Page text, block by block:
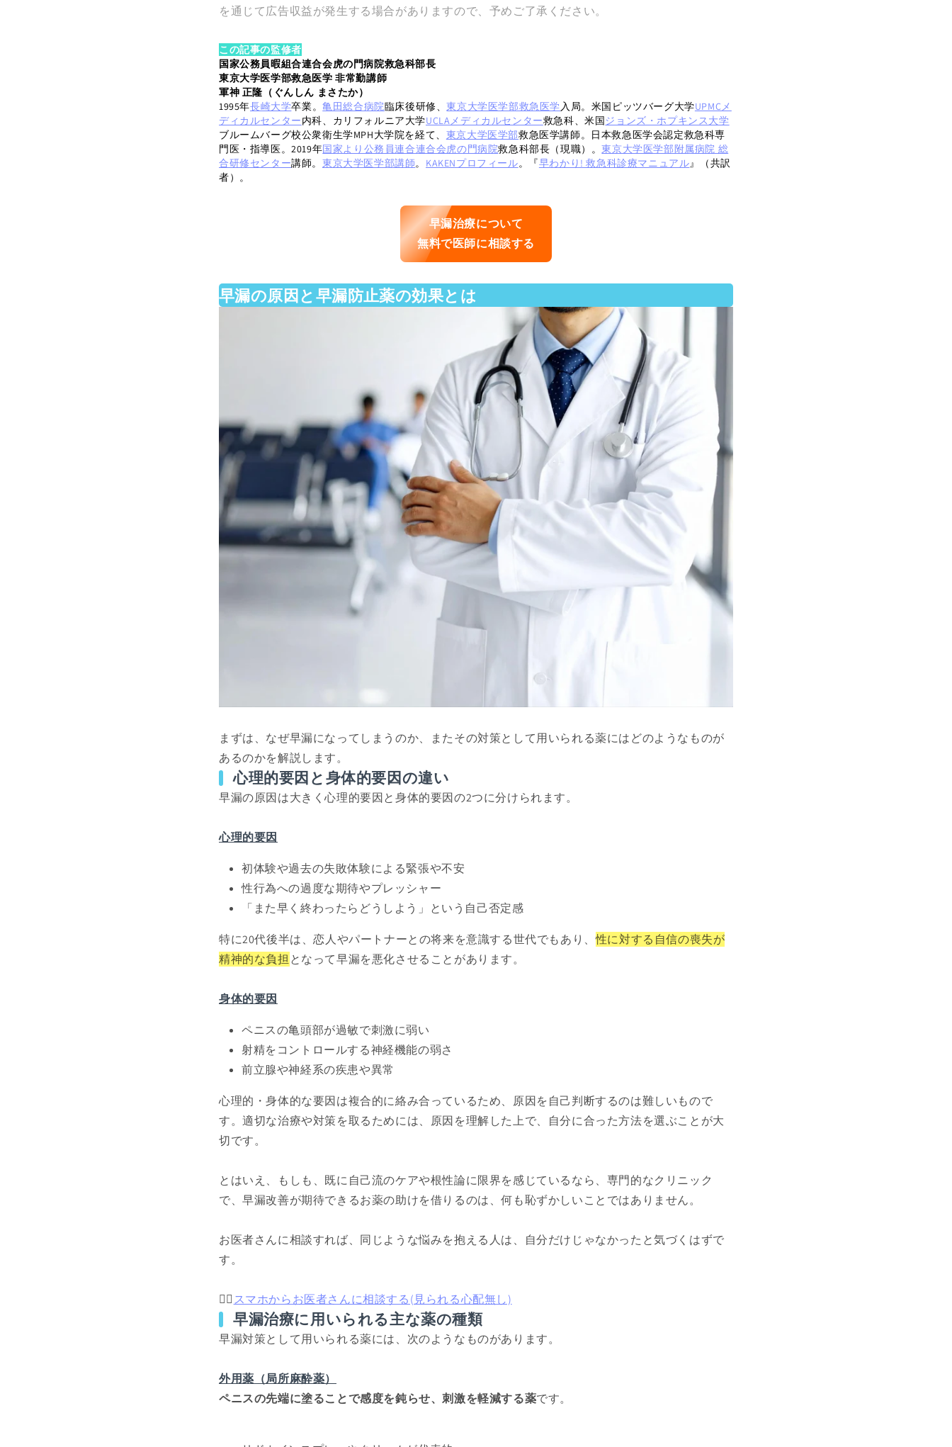
を通じて広告収益が発生する場合がありますので、予めご了承ください。
この記事の監修者
国家公務員暇組合連合会虎の門病院救急科部長
東京大学医学部救急医学 非常勤講師
軍神 正隆（ぐんしん まさたか）
1995年長崎大学卒業。亀田総合病院臨床後研修、東京大学医学部救急医学入局。米国ピッツバーグ大学UPMCメ
ディカルセンター内科、カリフォルニア大学UCLAメディカルセンター救急科、米国ジョンズ・ホプキンス大学
ブルームバーグ校公衆衛生学MPH大学院を経て、 東京大学医学部救急医学講師。日本救急医学会認定救急科専
門医・指導医。2019年国家より公務員連合連合会虎の門病院救急科部長（現職）。東京大学医学部附属病院 総
合研修センター講師。東京大学医学部講師。 KAKENプロフィール。『早わかり! 救急科診療マニュアル』（共訳
者）。
早漏治療について
無料で医師に相談する
早漏の原因と早漏防止薬の効果とは
まずは、なぜ早漏になってしまうのか、またその対策として用いられる薬にはどのようなものが
あるのかを解説します。
心理的要因と身体的要因の違い
早漏の原因は大きく心理的要因と身体的要因の2つに分けられます。
心理的要因
初体験や過去の失敗体験による緊張や不安
性行為への過度な期待やプレッシャー
「また早く終わったらどうしよう」という自己否定感
特に20代後半は、恋人やパートナーとの将来を意識する世代でもあり、性に対する自信の喪失が
精神的な負担 となって早漏を悪化させることがあります。
身体的要因
ペニスの亀頭部が過敏で刺激に弱い
射精をコントロールする神経機能の弱さ
前立腺や神経系の疾患や異常
心理的・身体的な要因は複合的に絡み合っているため、原因を自己判断するのは難しいもので
す。適切な治療や対策を取るためには、原因を理解した上で、自分に合った方法を選ぶことが大
切です。
とはいえ、もしも、既に自己流のケアや根性論に限界を感じているなら、専門的なクリニック
で、早漏改善が期待できるお薬の助けを借りるのは、何も恥ずかしいことではありません。
お医者さんに相談すれば、同じような悩みを抱える人は、自分だけじゃなかったと気づくはずで
す。
👨‍⚕️スマホからお医者さんに相談する(見られる心配無し)
早漏治療に用いられる主な薬の種類
早漏対策として用いられる薬には、次のようなものがあります。
外用薬（局所麻酔薬）
ペニスの先端に塗ることで感度を鈍らせ、刺激を軽減する薬です。